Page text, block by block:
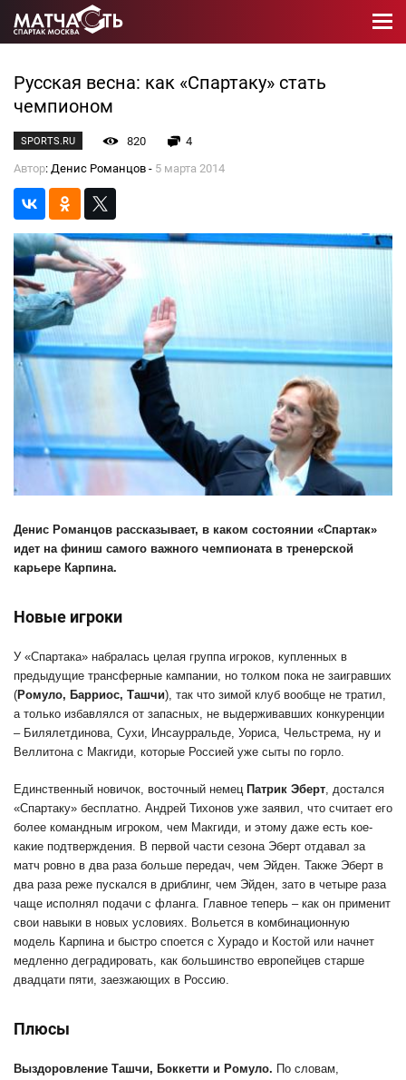
Русская весна: как «Спартаку» стать
чемпионом
SPORTS.RU 820
4
Автор: Денис Романцов - 5 марта 2014
Денис Романцов рассказывает, в каком состоянии «Спартак»
идет на финиш самого важного чемпионата в тренерской
карьере Карпина.
Новые игроки
У «Спартака» набралась целая группа игроков, купленных в
предыдущие трансферные кампании, но толком пока не заигравших
(Ромуло, Барриос, Ташчи), так что зимой клуб вообще не тратил,
а только избавлялся от запасных, не выдерживавших конкуренции
– Билялетдинова, Сухи, Инсаурральде, Уориса, Чельстрема, ну и
Веллитона с Макгиди, которые Россией уже сыты по горло.
Единственный новичок, восточный немец Патрик Эберт, достался
«Спартаку» бесплатно. Андрей Тихонов уже заявил, что считает его
более командным игроком, чем Макгиди, и этому даже есть кое-
какие подтверждения. В первой части сезона Эберт отдавал за
матч ровно в два раза больше передач, чем Эйден. Также Эберт в
два раза реже пускался в дриблинг, чем Эйден, зато в четыре раза
чаще исполнял подачи с фланга. Главное теперь – как он применит
свои навыки в новых условиях. Вольется в комбинационную
модель Карпина и быстро споется с Хурадо и Костой или начнет
медленно деградировать, как большинство европейцев старше
двадцати пяти, заезжающих в Россию.
Плюсы
Выздоровление Ташчи, Боккетти и Ромуло. По словам,